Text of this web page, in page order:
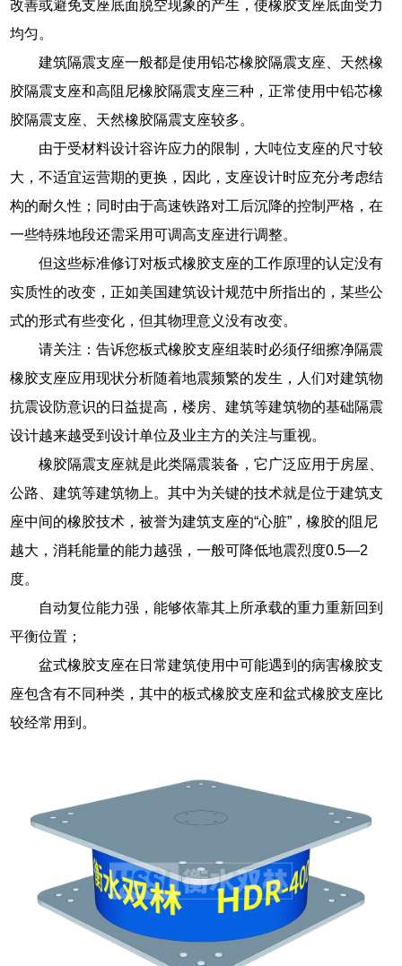
改善或避免支座底面脱空现象的产生，使橡胶支座底面受力
均匀。
建筑隔震支座一般都是使用铅芯橡胶隔震支座、天然橡
胶隔震支座和高阻尼橡胶隔震支座三种，正常使用中铅芯橡
胶隔震支座、天然橡胶隔震支座较多。
由于受材料设计容许应力的限制，大吨位支座的尺寸较
大，不适宜运营期的更换，因此，支座设计时应充分考虑结
构的耐久性；同时由于高速铁路对工后沉降的控制严格，在
一些特殊地段还需采用可调高支座进行调整。
但这些标准修订对板式橡胶支座的工作原理的认定没有
实质性的改变，正如美国建筑设计规范中所指出的，某些公
式的形式有些变化，但其物理意义没有改变。
请关注：告诉您板式橡胶支座组装时必须仔细擦净隔震
橡胶支座应用现状分析随着地震频繁的发生，人们对建筑物
抗震设防意识的日益提高，楼房、建筑等建筑物的基础隔震
设计越来越受到设计单位及业主方的关注与重视。
橡胶隔震支座就是此类隔震装备，它广泛应用于房屋、
公路、建筑等建筑物上。其中为关键的技术就是位于建筑支
座中间的橡胶技术，被誉为建筑支座的“心脏”，橡胶的阻尼
越大，消耗能量的能力越强，一般可降低地震烈度0.5―2
度。
自动复位能力强，能够依靠其上所承载的重力重新回到
平衡位置；
盆式橡胶支座在日常建筑使用中可能遇到的病害橡胶支
座包含有不同种类，其中的板式橡胶支座和盆式橡胶支座比
较经常用到。